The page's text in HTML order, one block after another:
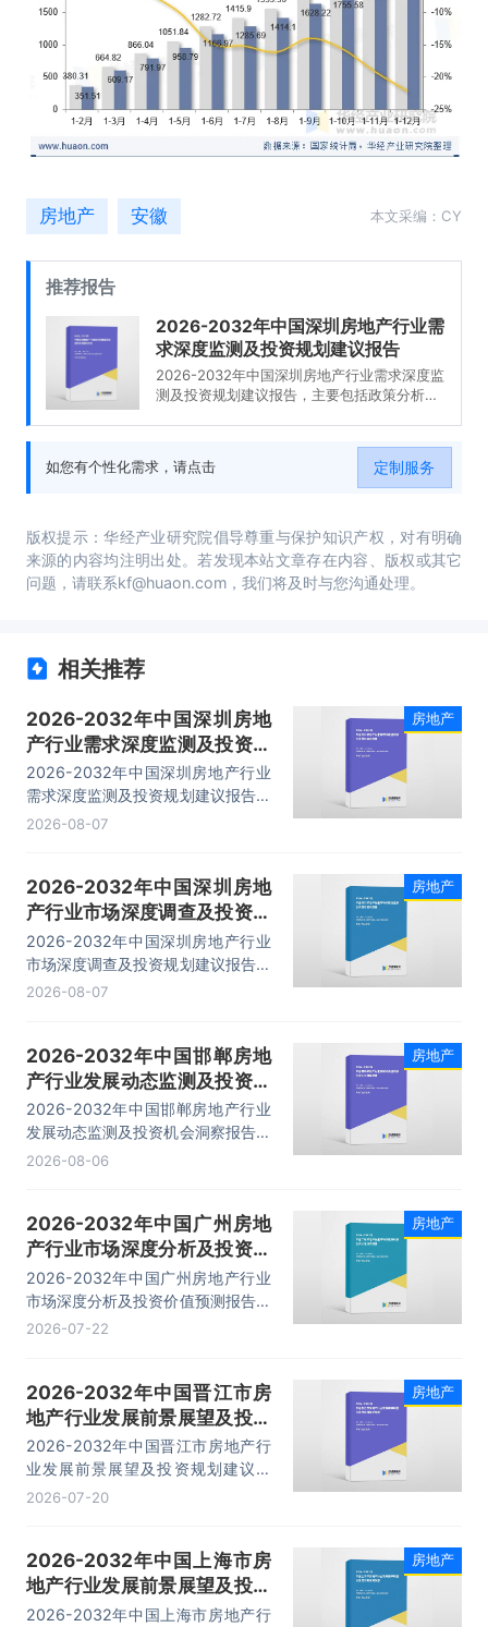
房地产 安徽 本文采编：CY
推荐报告
2026-2032年中国深圳房地产行业需
求深度监测及投资规划建议报告
2026-2032年中国深圳房地产行业需求深度监
测及投资规划建议报告，主要包括政策分析、
如您有个性化需求，请点击 定制服务
版权提示：华经产业研究院倡导尊重与保护知识产权，对有明确
来源的内容均注明出处。若发现本站文章存在内容、版权或其它
问题，请联系kf@huaon.com，我们将及时与您沟通处理。
相关推荐
2026-2032年中国深圳房地
产行业需求深度监测及投资规
划建议报告
2026-2032年中国深圳房地产行业
需求深度监测及投资规划建议报告，
主要包括政策分析、发展趋势预测、
2026-08-07
房地产
2026-2032年中国深圳房地
产行业市场深度调查及投资规
划建议报告
2026-2032年中国深圳房地产行业
市场深度调查及投资规划建议报告，
主要包括行业投资策略分析、投资风
2026-08-07
房地产
2026-2032年中国邯郸房地
产行业发展动态监测及投资机
会洞察报告
2026-2032年中国邯郸房地产行业
发展动态监测及投资机会洞察报告，
主要包括行业投资策略分析、投资风
2026-08-06
房地产
2026-2032年中国广州房地
产行业市场深度分析及投资价
值预测报告
2026-2032年中国广州房地产行业
市场深度分析及投资价值预测报告，
主要包括市场分析、重点企业分析、
2026-07-22
房地产
2026-2032年中国晋江市房
地产行业发展前景展望及投资
规划建议报告
2026-2032年中国晋江市房地产行
业发展前景展望及投资规划建议报
告，主要包括竞争格局分析、关键性
容。
2026-07-20
房地产
2026-2032年中国上海市房
地产行业发展前景展望及投资
战略研究报告
2026-2032年中国上海市房地产行
房地产